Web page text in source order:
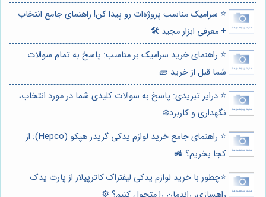
⭐️ سرامیک مناسب پروژه‌ات رو پیدا کن! راهنمای جامع انتخاب
+ معرفی ابزار مجید 🛠️
⭐️ راهنمای خرید سرامیک بر مناسب: پاسخ به تمام سوالات
شما قبل از خرید 🧱
⭐️ درایر تبریدی: پاسخ به سوالات کلیدی شما در مورد انتخاب،
نگهداری و کاربرد❄️
⭐️ راهنمای جامع خرید لوازم یدکی گریدر هپکو (Hepco): از
کجا بخریم؟ 🚜
⭐️چطور با خرید لوازم یدکی لیفتراک کاترپیلار از پارت یدک